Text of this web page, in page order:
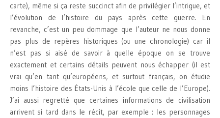
carte), même si ça reste succinct afin de privilégier l’intrigue, et
l’évolution de l’histoire du pays après cette guerre. En
revanche, c’est un peu dommage que l’auteur ne nous donne
pas plus de repères historiques (ou une chronologie) car il
n’est pas si aisé de savoir à quelle époque on se trouve
exactement et certains détails peuvent nous échapper (il est
vrai qu’en tant qu’européens, et surtout français, on étudie
moins l’histoire des États-Unis à l’école que celle de l’Europe).
J’ai aussi regretté que certaines informations de civilisation
arrivent si tard dans le récit, par exemple : les personnages